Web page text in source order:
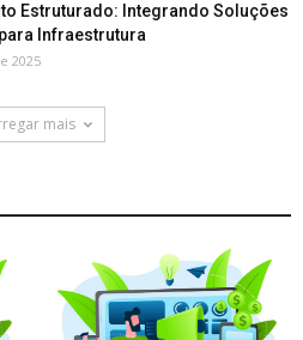
Estruturado: Integrando Soluções
Infraestrutura
2025
mais